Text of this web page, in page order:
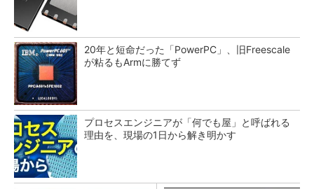
20年と短命だった「PowerPC」、旧Freescale
が粘るもArmに勝てず
プロセスエンジニアが「何でも屋」と呼ばれる
理由を、現場の1日から解き明かす